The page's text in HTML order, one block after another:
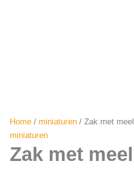
Home / miniaturen / Zak met meel
miniaturen
Zak met meel